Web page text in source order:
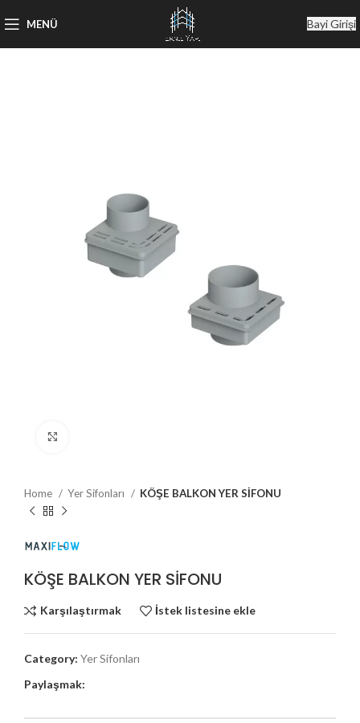
MENÜ Bayi Girişi
Home Yer Sifonları KÖŞE BALKON YER SİFONU
KÖŞE BALKON YER SİFONU
Karşılaştırmak İstek listesine ekle
Category: Yer Sifonları
Paylaşmak: